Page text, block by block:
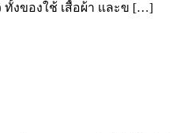
ทั้งของใช้ เสื้อผ้า และข […]